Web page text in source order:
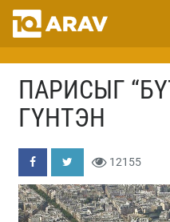
ПАРИСЫГ
ГҮНТЭН
12155